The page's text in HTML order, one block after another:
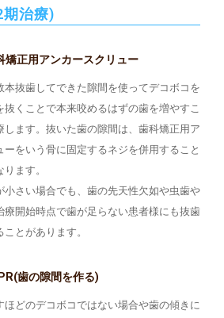
期治療)
矯正用アンカースクリュー
本抜歯してできた隙間を使ってデコボコを
抜くことで本来咬めるはずの歯を増やすこ
します。抜いた歯の隙間は、歯科矯正用ア
ーをいう骨に固定するネジを併用すること
ます。
小さい場合でも、歯の先天性欠如や虫歯や
療開始時点で歯が足らない患者様にも抜歯
とがあります。
歯の隙間を作る)
ほどのデコボコではない場合や歯の傾きに